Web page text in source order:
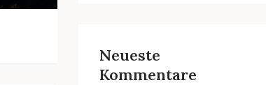
Neueste
Kommentare